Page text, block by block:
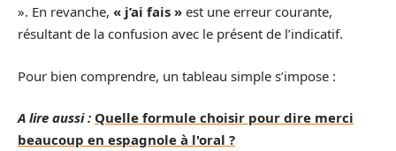
». En revanche, « j’ai fais » est une erreur courante,
résultant de la confusion avec le présent de l’indicatif.
Pour bien comprendre, un tableau simple s’impose :
A lire aussi : Quelle formule choisir pour dire merci
beaucoup en espagnole à l'oral ?